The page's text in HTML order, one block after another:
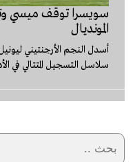
سويسرا توقف ميسي
المونديال
أسدل النجم الأرجنتيني
سلاسل التسجيل المتتالي في